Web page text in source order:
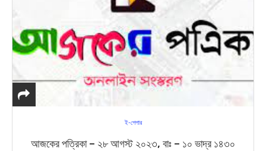
ই-পেপার
আজকের পত্রিকা – ২৮ আগস্ট ২০২৩, বাঃ – ১০ ভাদ্র ১৪৩০